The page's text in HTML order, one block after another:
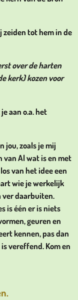
zeiden tot hem in de
over de harten
kerk) kozen voor
aan o.a. het
jou, zoals je mij
van Al wat is en met
van het idee een
wie je werkelijk
ver daarbuiten.
is één er is niets
geuren en
kennen, pas dan
vereffend. Kom en